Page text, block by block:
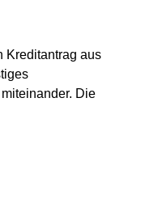
Kreditantrag aus
Die